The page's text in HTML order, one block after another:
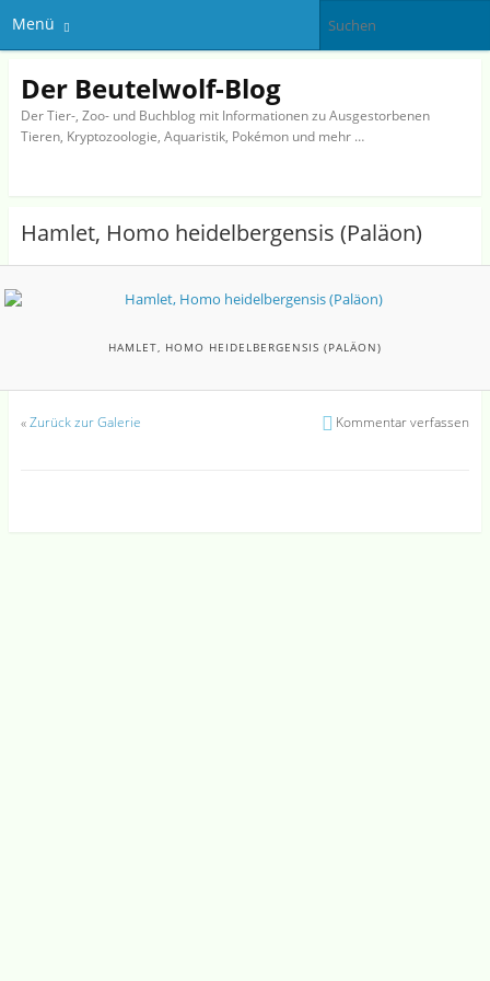
Menü
Der Beutelwolf-Blog
Der Tier-, Zoo- und Buchblog mit Informationen zu Ausgestorbenen
Tieren, Kryptozoologie, Aquaristik, Pokémon und mehr …
Hamlet, Homo heidelbergensis (Paläon)
HAMLET, HOMO HEIDELBERGENSIS (PALÄON)
«Zurück zur Galerie Kommentar verfassen